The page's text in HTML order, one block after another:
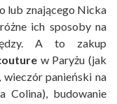
lub znającego Nicka
ich sposoby na
A to zakup
w Paryżu (jak
panieński na
Colina), budowanie